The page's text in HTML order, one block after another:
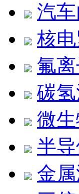
汽
核
氟
碳
微
半
金